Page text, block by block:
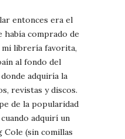
entonces era el
había comprado de
mi librería favorita,
al fondo del
adquiría la
revistas y discos.
de la popularidad
adquirí un
Cole (sin comillas